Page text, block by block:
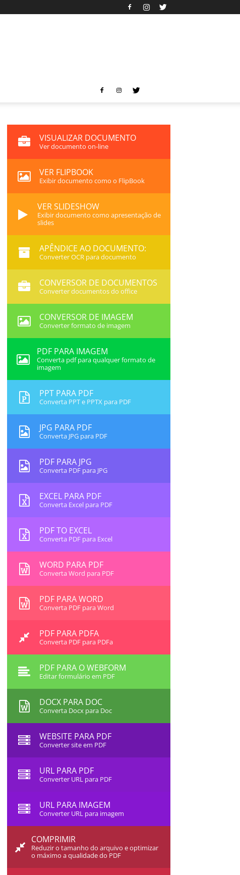
VISUALIZAR DOCUMENTO
Ver documento on-line
VER FLIPBOOK
Exibir documento como o FlipBook
VER SLIDESHOW
Exibir documento como apresentação de
slides
APÊNDICE AO DOCUMENTO:
Converter OCR para documento
CONVERSOR DE DOCUMENTOS
Converter documentos do office
CONVERSOR DE IMAGEM
Converter formato de imagem
PDF PARA IMAGEM
Converta pdf para qualquer formato de
imagem
PPT PARA PDF
Converta PPT e PPTX para PDF
JPG PARA PDF
Converta JPG para PDF
PDF PARA JPG
Converta PDF para JPG
EXCEL PARA PDF
Converta Excel para PDF
PDF TO EXCEL
Converta PDF para Excel
WORD PARA PDF
Converta Word para PDF
PDF PARA WORD
Converta PDF para Word
PDF PARA PDFA
Converta PDF para PDFa
PDF PARA O WEBFORM
Editar formulário em PDF
DOCX PARA DOC
Converta Docx para Doc
WEBSITE PARA PDF
Converter site em PDF
URL PARA PDF
Converter URL para PDF
URL PARA IMAGEM
Converter URL para imagem
COMPRIMIR
Reduzir o tamanho do arquivo e optimizar
o máximo a qualidade do PDF